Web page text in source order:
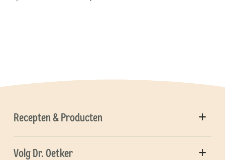
Recepten & Producten
Volg Dr. Oetker